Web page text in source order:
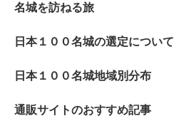
名城を訪ねる旅
日本１００名城の選定について
日本１００名城地域別分布
通販サイトのおすすめ記事